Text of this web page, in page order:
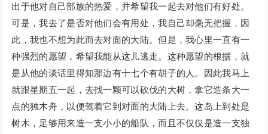
出于他对自己部族的热爱，并希望我一起去对他们有好处。
可是，我去了是否对他们会有用处，我自己却毫无把握，因
此，我也不想为此而去对面的大陆。但是，我心里一直有一
种强烈的愿望，希望我能从这儿逃走。这种愿望的根据，就
是从他的谈话里得知那边有十七个有胡子的人。因此我马上
就跟星期五一起，去找一颗可以砍伐的大树，拿它造条大一
点的独木舟，以便驾着它到对面的大陆上去。这岛上到处是
树木，足够用来造一支小小的船队，而且不仅仅是造一支独